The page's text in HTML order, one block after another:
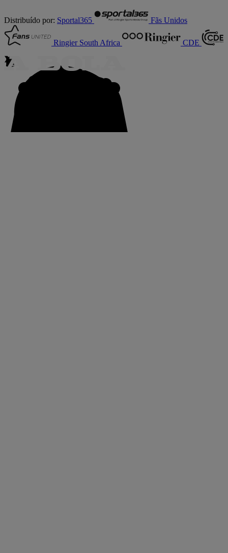
Distribuído por: Sportal365 Fãs Unidos
Ringier South Africa CDE